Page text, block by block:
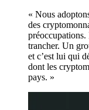
« Nous
des
préoccupations.
trancher. Un
et c’est lui qui
dont les
pays. »